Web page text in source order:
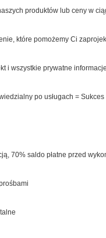
produktów lub ceny w
które pomożemy Ci
i wszystkie prywatne informacje
po usługach =
70% saldo płatne przed